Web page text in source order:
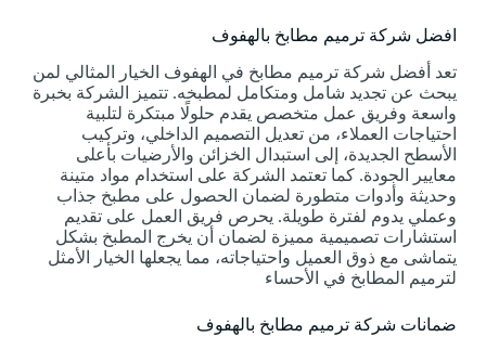
افضل شركة ترميم مطابخ بالهفوف
تعد أفضل شركة ترميم مطابخ في الهفوف الخيار المثالي لمن
يبحث عن تجديد شامل ومتكامل لمطبخه. تتميز الشركة بخبرة
واسعة وفريق عمل متخصص يقدم حلولًا مبتكرة لتلبية
احتياجات العملاء، من تعديل التصميم الداخلي، وتركيب
الأسطح الجديدة، إلى استبدال الخزائن والأرضيات بأعلى
معايير الجودة. كما تعتمد الشركة على استخدام مواد متينة
وحديثة وأدوات متطورة لضمان الحصول على مطبخ جذاب
وعملي يدوم لفترة طويلة. يحرص فريق العمل على تقديم
استشارات تصميمية مميزة لضمان أن يخرج المطبخ بشكل
يتماشى مع ذوق العميل واحتياجاته، مما يجعلها الخيار الأمثل
لترميم المطابخ في الأحساء
ضمانات شركة ترميم مطابخ بالهفوف